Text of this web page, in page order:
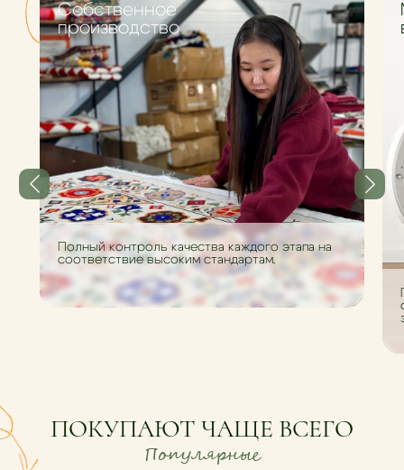
Cобственное
производство
Полный контроль качества каждого этапа на
соответствие высоким стандартам.
Популярные
ПОКУПАЮТ ЧАЩЕ ВСЕГО